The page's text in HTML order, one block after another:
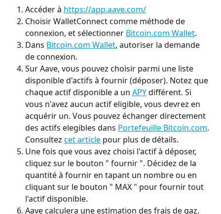
Accéder à https://app.aave.com/
Choisir WalletConnect comme méthode de
connexion, et sélectionner Bitcoin.com Wallet.
Dans Bitcoin.com Wallet, autoriser la demande
de connexion.
Sur Aave, vous pouvez choisir parmi une liste
disponible d'actifs à fournir (déposer). Notez que
chaque actif disponible a un APY différent. Si
vous n'avez aucun actif eligible, vous devrez en
acquérir un. Vous pouvez échanger directement
des actifs elegibles dans Portefeuille Bitcoin.com.
Consultez cet article pour plus de détails.
Une fois que vous avez choisi l'actif à déposer,
cliquez sur le bouton " fournir ". Décidez de la
quantité à fournir en tapant un nombre ou en
cliquant sur le bouton " MAX " pour fournir tout
l'actif disponible.
Aave calculera une estimation des frais de gaz.